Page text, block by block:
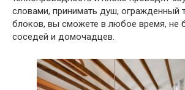
словами, принимать душ, огражденный
блоков, вы сможете в любое время, не
соседей и домочадцев.